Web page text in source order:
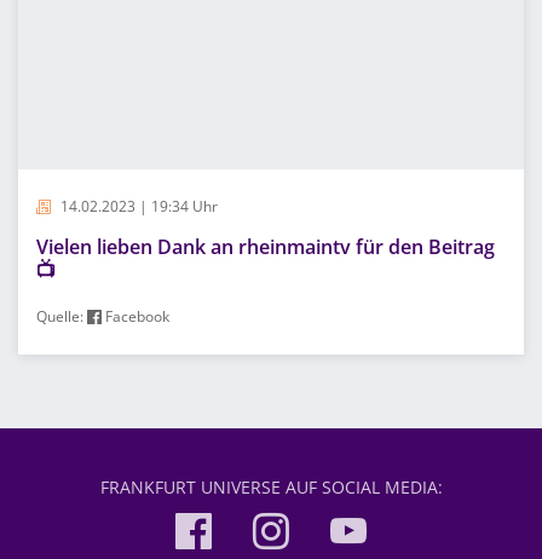
14.02.2023 | 19:34 Uhr
Vielen lieben Dank an rheinmaintv für den Beitrag
📺
Quelle: Facebook
FRANKFURT UNIVERSE AUF SOCIAL MEDIA: